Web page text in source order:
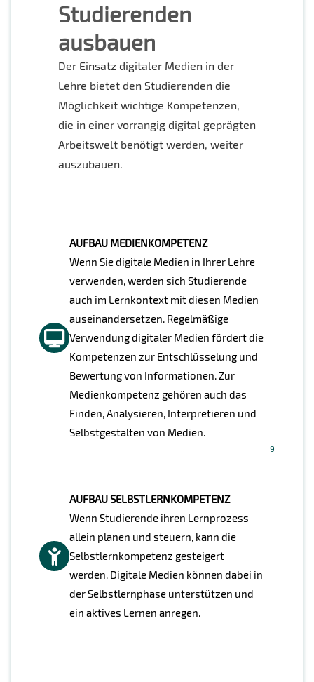
Studierenden
ausbauen
Der Einsatz digitaler Medien in der
Lehre bietet den Studierenden die
Möglichkeit wichtige Kompetenzen,
die in einer vorrangig digital geprägten
Arbeitswelt benötigt werden, weiter
auszubauen.
AUFBAU MEDIENKOMPETENZ
Wenn Sie digitale Medien in Ihrer Lehre
verwenden, werden sich Studierende
auch im Lernkontext mit diesen Medien
auseinandersetzen. Regelmäßige
Verwendung digitaler Medien fördert die
Kompetenzen zur Entschlüsselung und
Bewertung von Informationen. Zur
Medienkompetenz gehören auch das
Finden, Analysieren, Interpretieren und
Selbstgestalten von Medien.
9
AUFBAU SELBSTLERNKOMPETENZ
Wenn Studierende ihren Lernprozess
allein planen und steuern, kann die
Selbstlernkompetenz gesteigert
werden. Digitale Medien können dabei in
der Selbstlernphase unterstützen und
ein aktives Lernen anregen.